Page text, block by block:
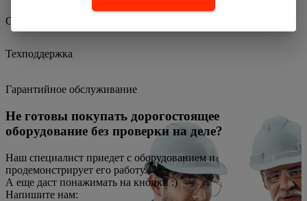
Обучение персонала
Техподдержка
Гарантийное обслуживание
Не готовы покупать дорогостоящее
оборудование без проверки на деле?
Наш специалист приедет с оборудованием и
продемонстрирует его работу.
А еще даст понажимать на кнопки :)
Напишите нам: